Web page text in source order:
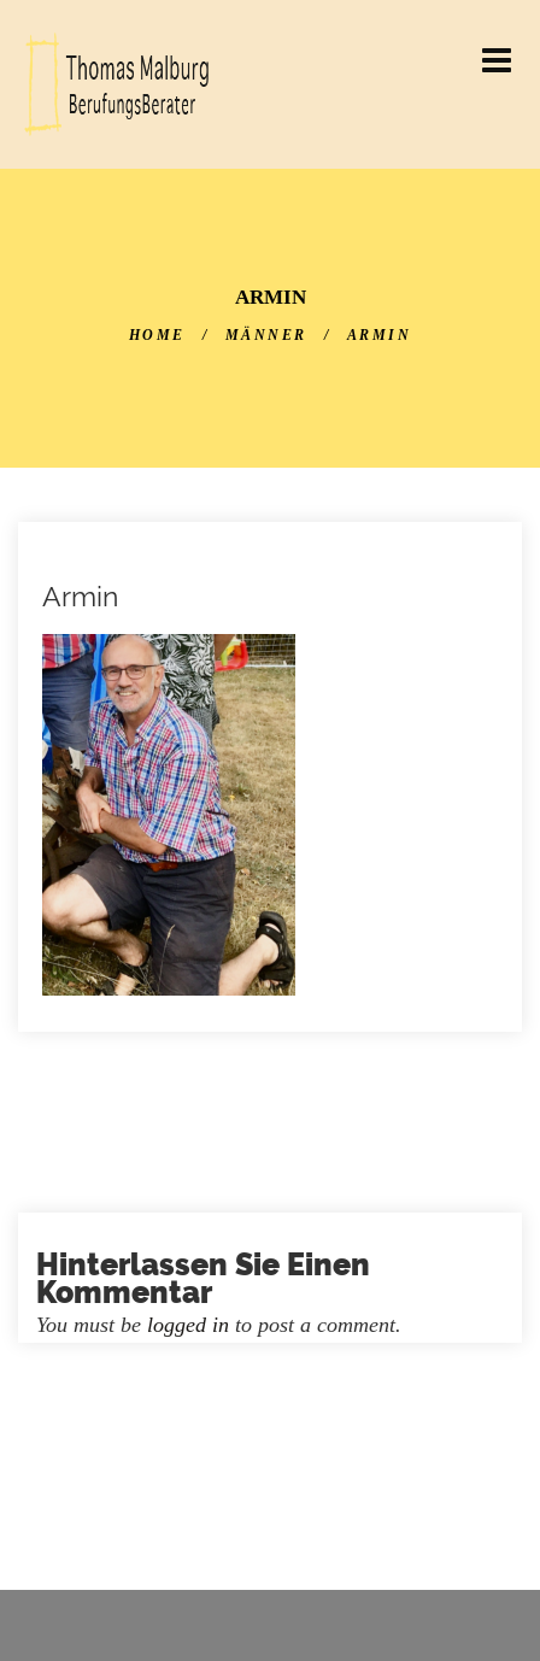
THOMAS MALBURG
ARMIN
HOME / MÄNNER / ARMIN
Armin
Hinterlassen Sie Einen
Kommentar
You must be logged in to post a comment.